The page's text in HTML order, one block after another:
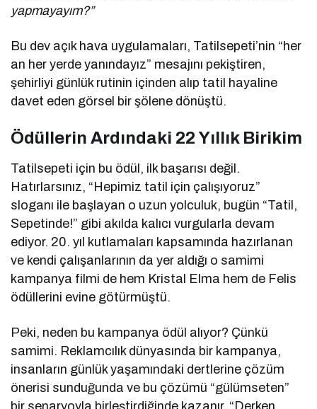
yapmayayım?”
Bu dev açık hava uygulamaları, Tatilsepeti’nin “her
an her yerde yanındayız” mesajını pekiştiren,
şehirliyi günlük rutinin içinden alıp tatil hayaline
davet eden görsel bir şölene dönüştü.
Ödüllerin Ardındaki 22 Yıllık Birikim
Tatilsepeti için bu ödül, ilk başarısı değil.
Hatırlarsınız, “Hepimiz tatil için çalışıyoruz”
sloganı ile başlayan o uzun yolculuk, bugün “Tatil,
Sepetinde!” gibi akılda kalıcı vurgularla devam
ediyor. 20. yıl kutlamaları kapsamında hazırlanan
ve kendi çalışanlarının da yer aldığı o samimi
kampanya filmi de hem Kristal Elma hem de Felis
ödüllerini evine götürmüştü.
Peki, neden bu kampanya ödül alıyor? Çünkü
samimi. Reklamcılık dünyasında bir kampanya,
insanların günlük yaşamındaki dertlerine çözüm
önerisi sunduğunda ve bu çözümü “gülümseten”
bir senaryoyla birleştirdiğinde kazanır. “Derken